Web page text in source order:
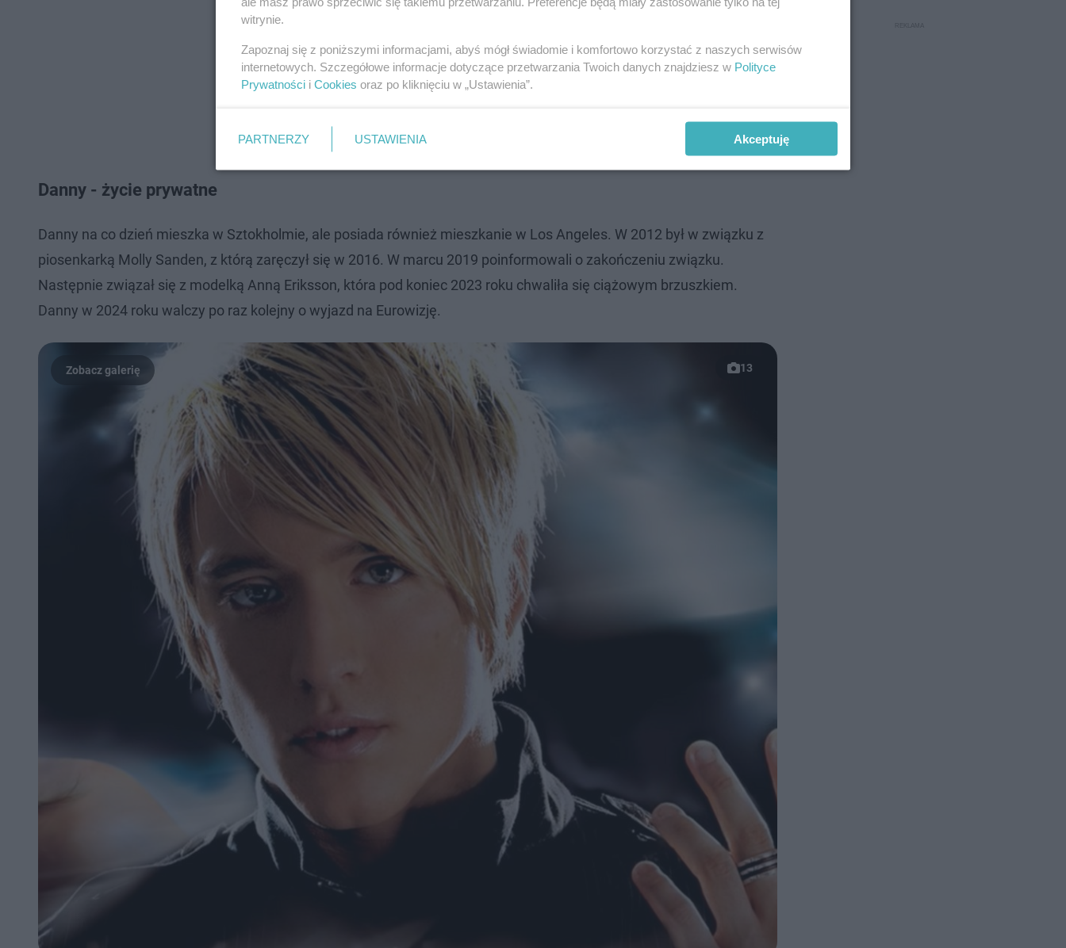
Danny - życie prywatne
Danny na co dzień mieszka w Sztokholmie, ale posiada również mieszkanie w Los Angeles. W 2012 był w związku z
piosenkarką Molly Sanden, z którą zaręczył się w 2016. W marcu 2019 poinformowali o zakończeniu związku.
Następnie związał się z modelką Anną Eriksson, która pod koniec 2023 roku chwaliła się ciążowym brzuszkiem.
Danny w 2024 roku walczy po raz kolejny o wyjazd na Eurowizję.
13
witrynie.
Zapoznaj się z poniższymi informacjami, abyś mógł świadomie i komfortowo korzystać z naszych serwisów
internetowych. Szczegółowe informacje dotyczące przetwarzania Twoich danych znajdziesz w Polityce
Prywatności i Cookies oraz po kliknięciu w „Ustawienia”.
PARTNERZY USTAWIENIA Akceptuję